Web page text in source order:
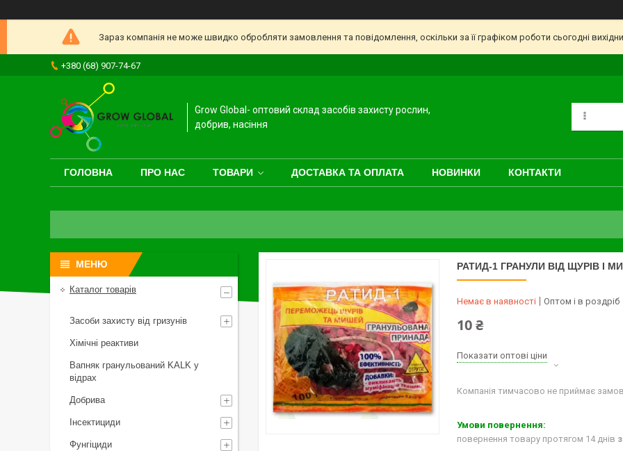
Зараз компанія не може швидко обробляти замовлення та повідомлення, оскільки за її графіком роботи сьогодні
+380 (68) 907-74-67
Grow Global- оптовий склад засобів захисту рослин,
добрив, насіння
ГОЛОВНА ПРО НАС ТОВАРИ ДОСТАВКА ТА ОПЛАТА НОВИНКИ КОНТАКТИ
РАТИД-1 ГРАНУЛИ ВІД ЩУРІВ І
Немає в наявності Оптом і в роздріб
10 ₴
Показати оптові ціни
Компанія тимчасово не приймає
повернення товару протягом 14 днів
Каталог товарів
Засоби захисту від гризунів
Хімічні реактиви
Вапняк гранульований KALK у
відрах
Добрива
Інсектициди
Фунгіциди